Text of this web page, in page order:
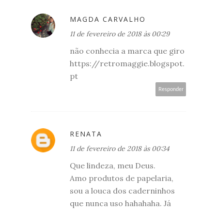
MAGDA CARVALHO
11 de fevereiro de 2018 às 00:29
não conhecia a marca que giro
https://retromaggie.blogspot.
pt
Responder
RENATA
11 de fevereiro de 2018 às 00:34
Que lindeza, meu Deus.
Amo produtos de papelaria,
sou a louca dos caderninhos
que nunca uso hahahaha. Já